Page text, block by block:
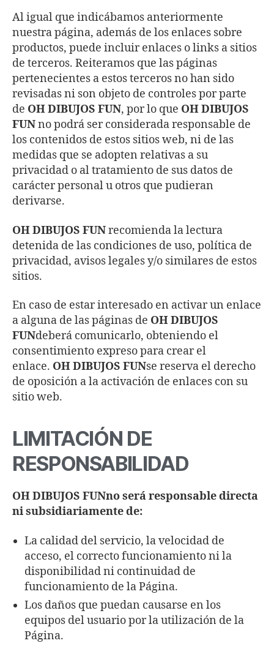
Al igual que indicábamos anteriormente
nuestra página, además de los enlaces sobre
productos, puede incluir enlaces o links a sitios
de terceros. Reiteramos que las páginas
pertenecientes a estos terceros no han sido
revisadas ni son objeto de controles por parte
de OH DIBUJOS FUN, por lo que OH DIBUJOS
FUNno podrá ser considerada responsable de
los contenidos de estos sitios web, ni de las
medidas que se adopten relativas a su
privacidad o al tratamiento de sus datos de
carácter personal u otros que pudieran
derivarse.
OH DIBUJOS FUNrecomienda la lectura
detenida de las condiciones de uso, política de
privacidad, avisos legales y/o similares de estos
sitios.
En caso de estar interesado en activar un enlace
a alguna de las páginas de OH DIBUJOS
FUNdeberá comunicarlo, obteniendo el
consentimiento expreso para crear el
enlace. OH DIBUJOS FUNse reserva el derecho
de oposición a la activación de enlaces con su
sitio web.
LIMITACIÓN DE
RESPONSABILIDAD
OH DIBUJOS FUNno será responsable directa
ni subsidiariamente de:
La calidad del servicio, la velocidad de
acceso, el correcto funcionamiento ni la
disponibilidad ni continuidad de
funcionamiento de la Página.
Los daños que puedan causarse en los
equipos del usuario por la utilización de la
Página.